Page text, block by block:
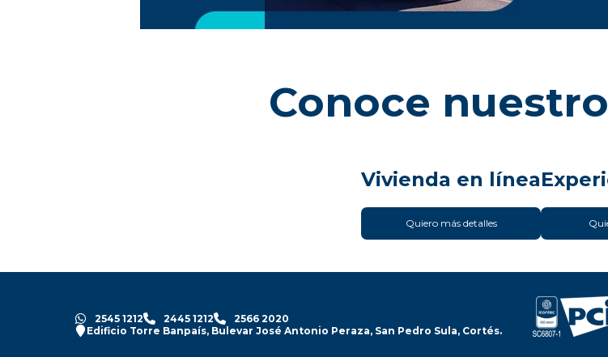
Conoce
Vivienda en línea
Quiero más detalles
2545 1212 2445 1212
2566 2020
Edificio Torre Banpaís, Bulevar José Antonio Peraza, San Pedro Sula, Cortés.